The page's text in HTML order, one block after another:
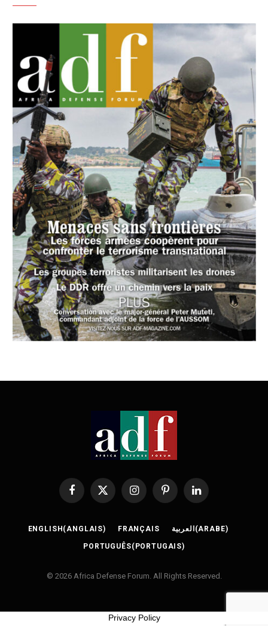
Facebook
X
InstagramPinterestLinkedIn
ENGLISH(ANGLAIS) FRANÇAIS العربية(ARABE)
PORTUGUÊS(PORTUGAIS)
© 2026 Africa Defense Forum. All Rights Reserved.
Privacy Policy